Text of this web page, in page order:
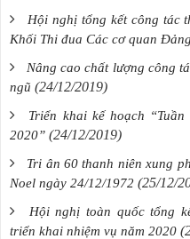
Hội nghị tổng kết công tác
Khối Thi đua Các cơ quan
Nâng cao chất lượng công
ngũ (24/12/2019)
Triển khai kế hoạch
2020” (24/12/2019)
Tri ân 60 thanh niên xung
Noel ngày 24/12/1972 (25/12/
Hội nghị toàn quốc tổng
triển khai nhiệm vụ năm 2020